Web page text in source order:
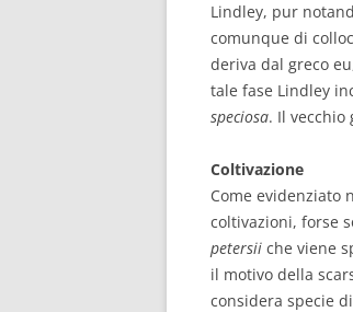
Lindley, pur
comunque di
deriva dal greco
tale fase Lindley
speciosa. Il vecchio
Coltivazione
Come evidenziato
coltivazioni, forse
petersii che viene
il motivo della
considera specie